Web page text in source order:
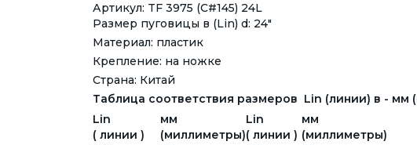
Артикул: TF 3975 (C#145) 24L
Размер пуговицы в (Lin) d: 24"
Материал: пластик
Крепление: на ножке
Страна: Китай
Таблица соответствия размеров Lin (линии) в - мм
Lin
мм Lin
мм
( линии )
(миллиметры)( линии ) (миллиметры)